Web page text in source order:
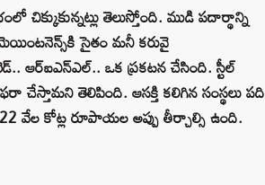
చిక్కుకున్నట్లు తెలుస్తోంది. ముడి పదార్థాన్ని
సైతం మనీ కరువై
ఆర్‌ఐఎన్‌ఎల్‌.. ఒక ప్రకటన చేసింది. స్టీల్‌
చేస్తామని తెలిపింది. ఆసక్తి కలిగిన సంస్థలు పది
వేల కోట్ల రూపాయల అప్పు తీర్చాల్సి ఉంది.